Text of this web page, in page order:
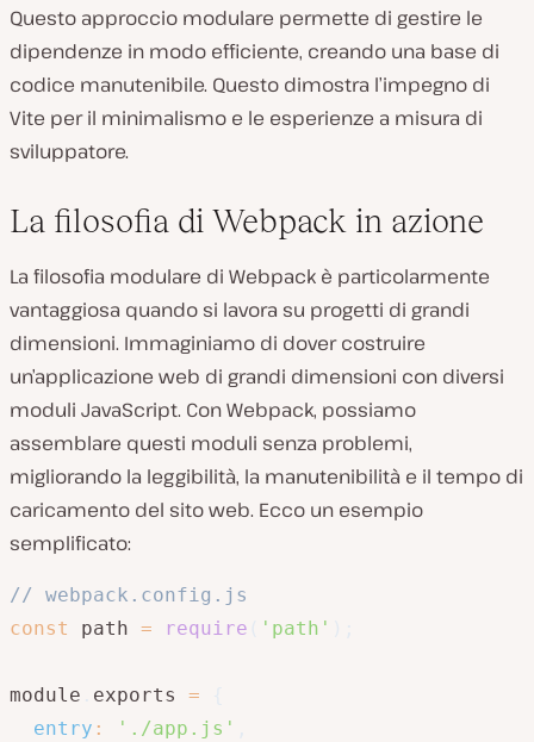
Questo approccio modulare permette di gestire le
dipendenze in modo efficiente, creando una base di
codice manutenibile. Questo dimostra l’impegno di
Vite per il minimalismo e le esperienze a misura di
sviluppatore.
La filosofia di Webpack in azione
La filosofia modulare di Webpack è particolarmente
vantaggiosa quando si lavora su progetti di grandi
dimensioni. Immaginiamo di dover costruire
un’applicazione web di grandi dimensioni con diversi
moduli JavaScript. Con Webpack, possiamo
assemblare questi moduli senza problemi,
migliorando la leggibilità, la manutenibilità e il tempo di
caricamento del sito web. Ecco un esempio
semplificato:
// webpack.config.js
const
path = require 'path'
module exports =
entry : './app.js'